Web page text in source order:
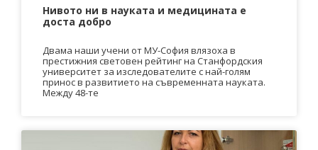
Нивото ни в науката и медицината е
доста добро
Двама наши учени от МУ-София влязоха в
престижния световен рейтинг на Станфордския
университет за изследователите с най-голям
принос в развитието на съвременната науката.
Между 48-те